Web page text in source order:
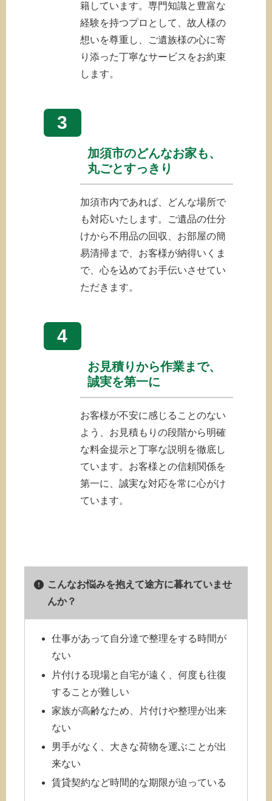
籍しています。専門知識と豊富な
経験を持つプロとして、故人様の
想いを尊重し、ご遺族様の心に寄
り添った丁寧なサービスをお約束
します。
3
加須市のどんなお家も、
丸ごとすっきり
加須市内であれば、どんな場所で
も対応いたします。ご遺品の仕分
けから不用品の回収、お部屋の簡
易清掃まで、お客様が納得いくま
で、心を込めてお手伝いさせてい
ただきます。
4
お見積りから作業まで、
誠実を第一に
お客様が不安に感じることのない
よう、お見積もりの段階から明確
な料金提示と丁寧な説明を徹底し
ています。お客様との信頼関係を
第一に、誠実な対応を常に心がけ
ています。
こんなお悩みを抱えて途方に暮れていませ
んか？
仕事があって自分達で整理をする時間が
ない
片付ける現場と自宅が遠く、何度も往復
することが難しい
家族が高齢なため、片付けや整理が出来
ない
男手がなく、大きな荷物を運ぶことが出
来ない
賃貸契約など時間的な期限が迫っている